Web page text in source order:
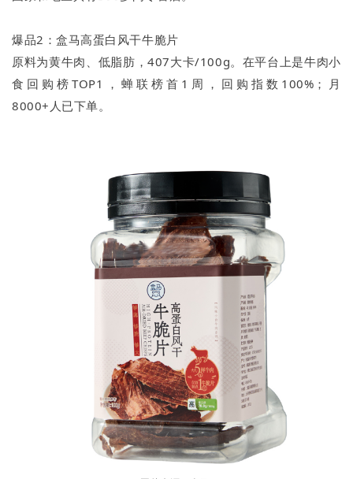
爆品2：盒马高蛋白风干牛脆片
原料为黄牛肉、低脂肪，407大卡/100g。在平台上是牛肉小
食回购榜TOP1，蝉联榜首1周，回购指数100%；月
8000+人已下单。